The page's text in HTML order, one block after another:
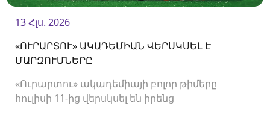
13 Հլս. 2026
«ՈՒՐԱՐՏՈՒ» ԱԿԱԴԵՄԻԱՆ ՎԵՐՍԿՍԵԼ Է
ՄԱՐԶՈՒՄՆԵՐԸ
«Ուրարտու» ակադեմիայի բոլոր թիմերը
հուլիսի 11-ից վերսկսել են իրենց